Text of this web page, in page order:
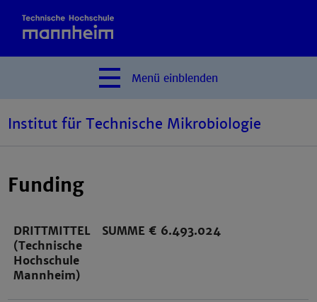
Menü einblenden
Institut für Technische Mikrobiologie
Funding
DRITTMITTEL
(Technische
Hochschule
Mannheim)
SUMME € 6.493.024